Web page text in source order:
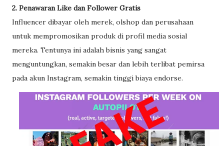
2. Penawaran Like dan Follower Gratis
Influencer dibayar oleh merek, olshop dan perusahaan
untuk mempromosikan produk di profil media sosial
mereka. Tentunya ini adalah bisnis yang sangat
menguntungkan, semakin besar dan lebih terlibat pemirsa
pada akun Instagram, semakin tinggi biaya endorse.